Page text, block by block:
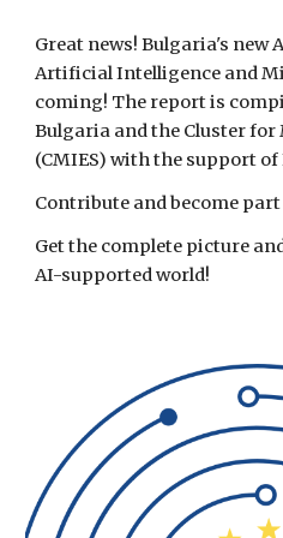
Great news! Bulgaria's new
Artificial Intelligence and
coming! The report is
Bulgaria and the Cluster
(CMIES) with the support of
Contribute and become
Get the complete picture
AI-supported world!